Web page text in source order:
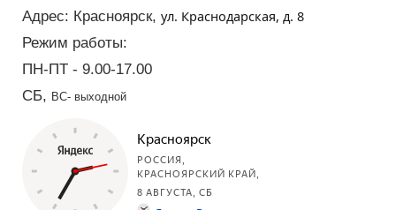
Адрес: Красноярск, ул. Краснодарская, д. 8
Режим работы:
ПН-ПТ - 9.00-17.00
СБ, ВС- выходной